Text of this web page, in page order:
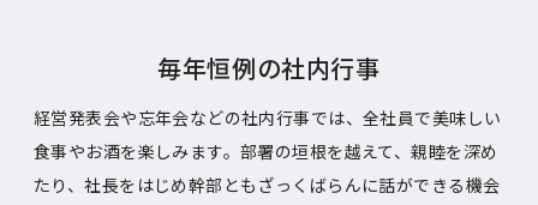
毎年恒例の社内行事
経営発表会や忘年会などの社内行事では、全社員で美味しい
食事やお酒を楽しみます。部署の垣根を越えて、親睦を深め
たり、社長をはじめ幹部ともざっくばらんに話ができる機会